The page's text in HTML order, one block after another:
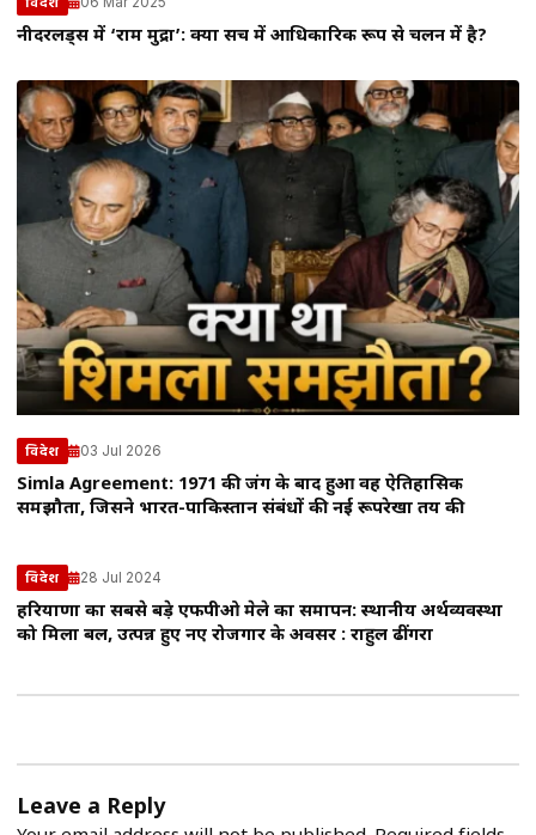
नीदरलैंड्स में ‘राम मुद्रा’: क्या सच में आधिकारिक रूप से चलन में है?
विदेश 03 Jul 2026
Simla Agreement: 1971 की जंग के बाद हुआ वह ऐतिहासिक
समझौता, जिसने भारत-पाकिस्तान संबंधों की नई रूपरेखा तय की
विदेश 28 Jul 2024
हरियाणा का सबसे बड़े एफपीओ मेले का समापन: स्थानीय अर्थव्यवस्था
को मिला बल, उत्पन्न हुए नए रोजगार के अवसर : राहुल ढींगरा
Leave a Reply